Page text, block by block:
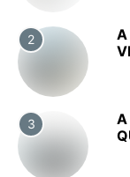
2
A
3
A